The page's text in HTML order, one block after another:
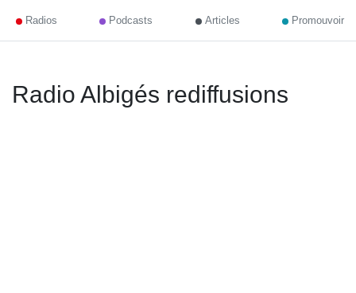
Radios Podcasts Articles Promouvoir
Radio Albigés rediffusions